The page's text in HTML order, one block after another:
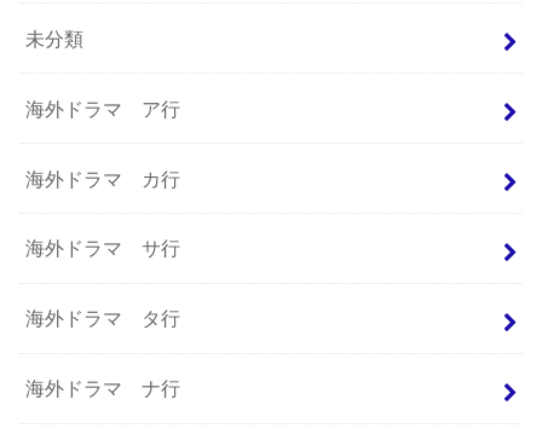
未分類
海外ドラマ ア行
海外ドラマ カ行
海外ドラマ サ行
海外ドラマ タ行
海外ドラマ ナ行